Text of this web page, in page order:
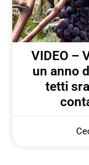
VIDEO –
un anno
tetti